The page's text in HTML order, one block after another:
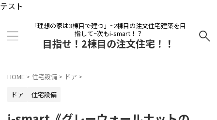
テスト
「理想の家は3棟目で建つ」~2棟目の注文住宅建築を目
指して~次もi-smart！？
目指せ！2棟目の注文住宅！！
HOME > 住宅設備 > ドア >
ドア
住宅設備